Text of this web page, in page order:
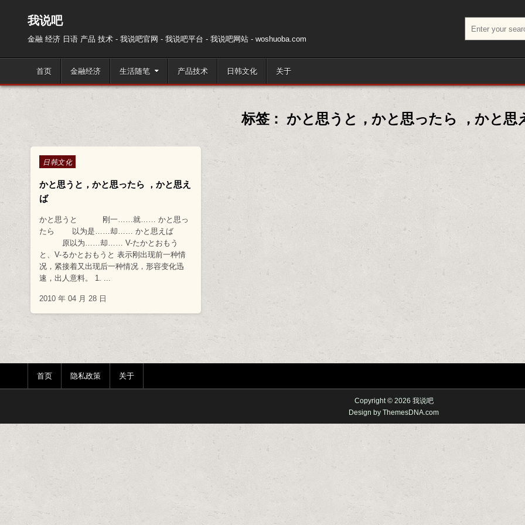
我说吧
金融 经济 日语 产品 技术 - 我说吧官网 - 我说吧平台 - 我说吧网站 - woshuoba.com
首页 金融经济 生活随笔 产品技术 日韩文化 关于
标签： かと思うと，かと思ったら ，かと思
Posted in
日韩文化
かと思うと，かと思ったら ，かと思え
ば
かと思うと 刚一……就…… かと思っ
たら 以为是……却…… かと思えば
原以为……却…… V-たかとおもう
と、V-るかとおもうと 表示刚出现前一种情
况，紧接着又出现后一种情况，形容变化迅
速，出人意料。 1. ...
2010 年 04 月 28 日
首页 隐私政策 关于
Copyright © 2026 我说吧
Design by ThemesDNA.com